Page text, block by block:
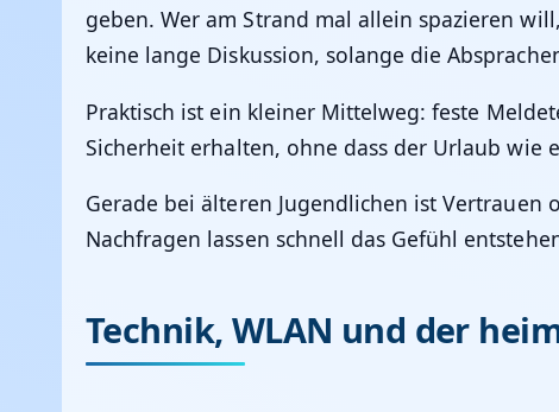
geben. Wer am Strand mal allein spazieren
keine lange Diskussion, solange die
Praktisch ist ein kleiner Mittelweg: feste
Sicherheit erhalten, ohne dass der Urlaub wie
Gerade bei älteren Jugendlichen ist
Nachfragen lassen schnell das Gefühl
Technik, WLAN und der